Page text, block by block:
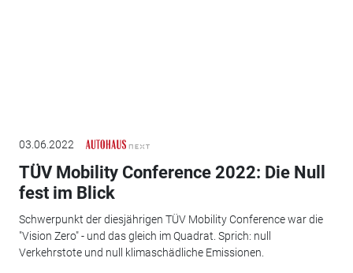
03.06.2022
TÜV Mobility Conference 2022: Die Null
fest im Blick
Schwerpunkt der diesjährigen TÜV Mobility Conference war die
"Vision Zero" - und das gleich im Quadrat. Sprich: null
Verkehrstote und null klimaschädliche Emissionen.